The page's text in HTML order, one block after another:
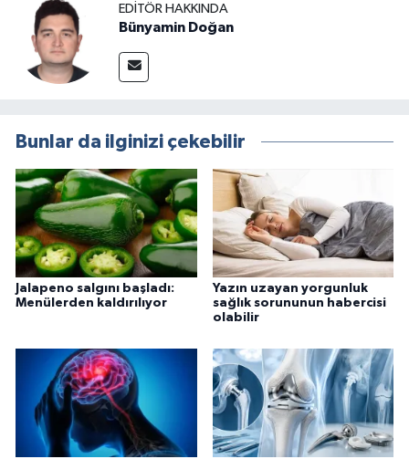
EDITÖR HAKKINDA
Bünyamin Doğan
Bunlar da ilginizi çekebilir
Jalapeno salgını başladı:
Menülerden kaldırılıyor
Yazın uzayan yorgunluk
sağlık sorununun habercisi
olabilir